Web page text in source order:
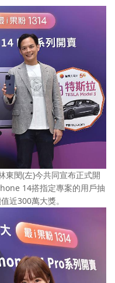
東閔(左)今共同宣布正式開
14搭指定專案的用戶抽
近300萬大獎。